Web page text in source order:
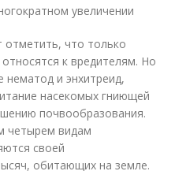
увеличении
отметить, что только
к вредителям. Но
нематод и энхитреид,
насекомых гниющей
почвообразования.
четырем видам
своей
обитающих на земле.